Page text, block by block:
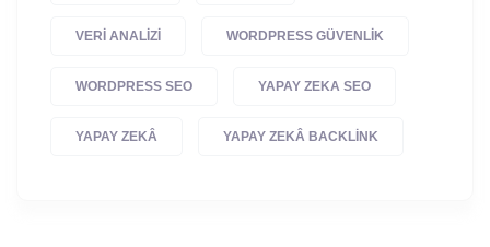
VERI ANALIZI WORDPRESS GÜVENLIK
WORDPRESS SEO YAPAY ZEKA SEO
YAPAY ZEKÂ YAPAY ZEKÂ BACKLINK